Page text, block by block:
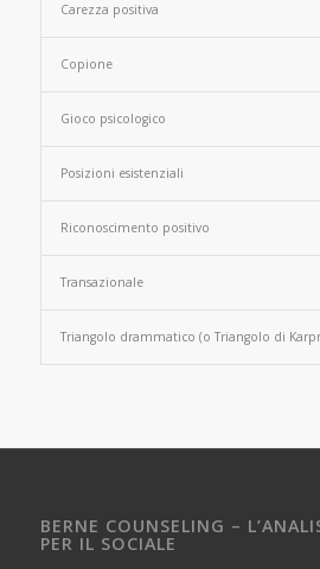
Carezza positiva
Copione
Gioco psicologico
Posizioni esistenziali
Riconoscimento positivo
Transazionale
Triangolo drammatico (o Triangolo di
BERNE COUNSELING –
PER IL SOCIALE